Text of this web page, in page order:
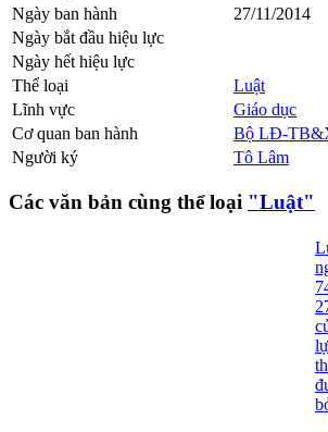
Ngày ban hành
27/11/2014
Ngày bắt đầu hiệu lực
Ngày hết hiệu lực
Thể loại
Luật
Lĩnh vực
Giáo dục
Cơ quan ban hành
Bộ LĐ-
Người ký
Tô Lâm
Các văn bản cùng thể loại "Luật"